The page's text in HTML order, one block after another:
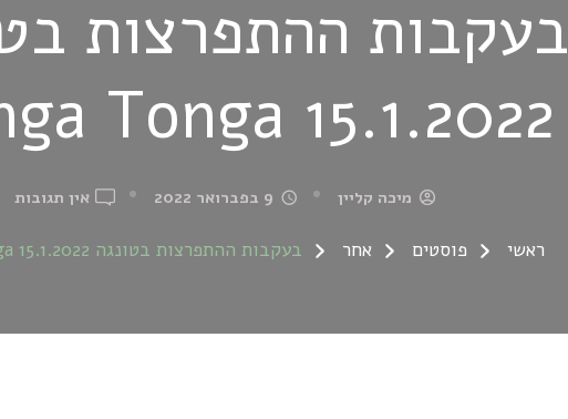
בעקבות ההתפרצות
15.1.2022 Hunga Tonga
מיכה קליין 9 בפברואר 2022 אין תגובותON
ראשי פוסטים אחר בעקבות ההתפרצות בטונגה 15.1.2022 Hunga Tonga